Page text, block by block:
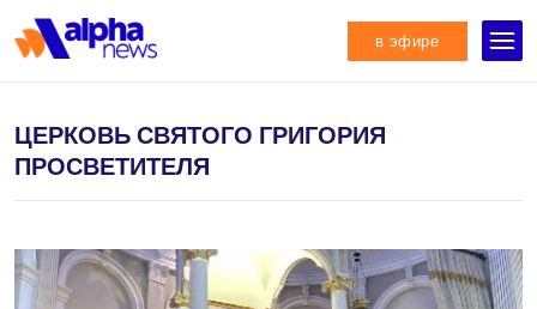
в эфире
ЦЕРКОВЬ СВЯТОГО ГРИГОРИЯ
ПРОСВЕТИТЕЛЯ